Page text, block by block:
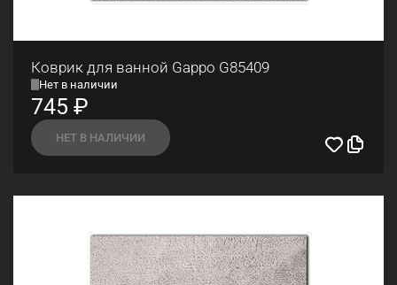
Коврик для ванной Gappo G85409
Нет в наличии
745 ₽
НЕТ В НАЛИЧИИ